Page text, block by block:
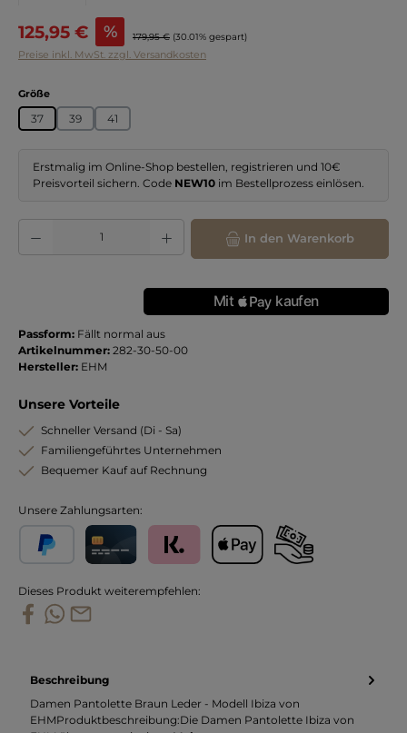
Verkaufspreis:
125,95 € % Regulärer Preis:
179,95 € (30.01% gespart)
Preise inkl. MwSt. zzgl. Versandkosten
Größeauswählen
37 39 41
Erstmalig im Online-Shop bestellen, registrieren und 10€
Preisvorteil sichern. Code NEW10 im Bestellprozess einlösen.
Produkt Anzahl: Gib den gewünschten Wert ein oder benutze die
In den Warenkorb
Passform: Fällt normal aus
Artikelnummer: 282-30-50-00
Hersteller: EHM
Unsere Vorteile
Schneller Versand (Di - Sa)
Familiengeführtes Unternehmen
Bequemer Kauf auf Rechnung
Unsere Zahlungsarten:
Dieses Produkt weiterempfehlen:
Beschreibung
Damen Pantolette Braun Leder - Modell Ibiza von
EHMProduktbeschreibung:Die Damen Pantolette Ibiza von